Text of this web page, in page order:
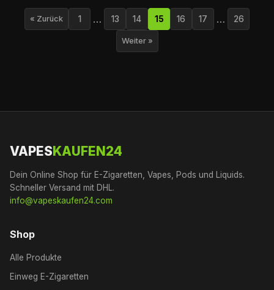
« Zurück 1 … 13 14 15 16 17 … 26
Weiter »
VAPESKAUFEN24
Dein Online Shop für E-Zigaretten, Vapes, Pods und Liquids.
Schneller Versand mit DHL.
info@vapeskaufen24.com
Shop
Alle Produkte
Einweg E-Zigaretten